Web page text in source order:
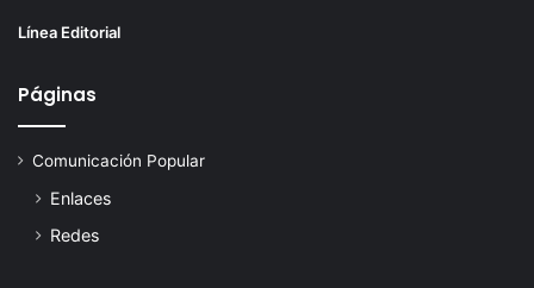
Línea Editorial
Páginas
Comunicación Popular
Enlaces
Redes